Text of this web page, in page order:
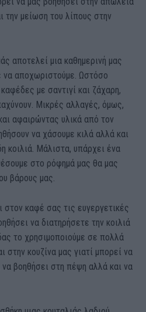
την μείωση του λίπους στην
αποτελεί μια καθημερινή μας
να αποχωριστούμε. Ωστόσο
με σαντιγί και ζάχαρη,
Μικρές αλλαγές, όμως,
αφαιρώντας υλικά από τον
να χάσουμε κιλά αλλά και
κοιλιά. Μάλιστα, υπάρχει ένα
στο ρόφημά μας θα μας
βάρους μας.
στον καφέ σας τις ευγεργετικές
να διατηρήσετε την κοιλιά
το χρησιμοποιούμε σε πολλά
στην κουζίνα μας γιατί μπορεί να
βοηθήσει στη πέψη αλλά και να